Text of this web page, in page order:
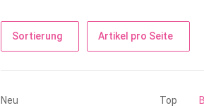
Sortierung Artikel pro Seite
Neu Top